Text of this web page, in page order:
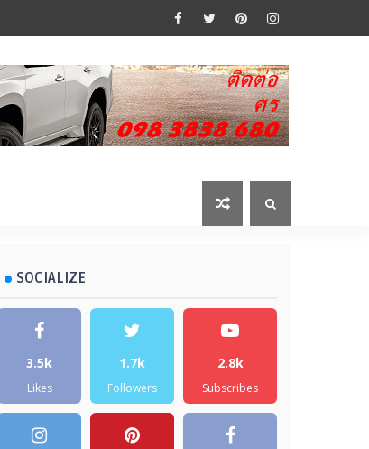
SOCIALIZE
3.5k
Likes
1.7k
Followers
2.8k
Subscribes